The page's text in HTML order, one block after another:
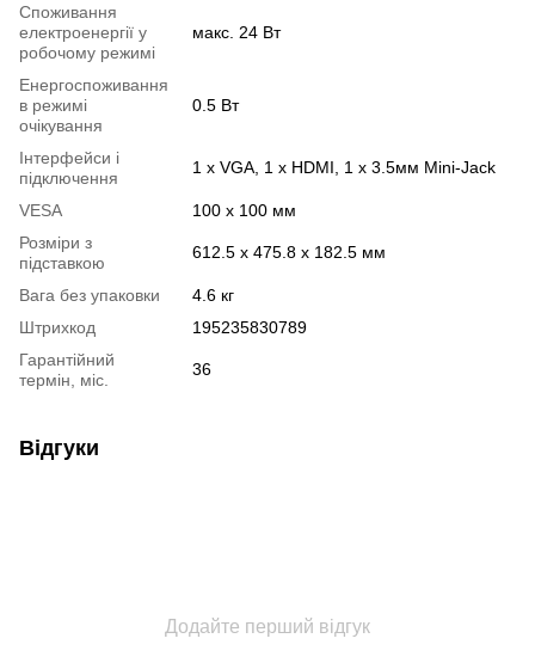
Споживання
електроенергії у
робочому режимі
макс. 24 Вт
Енергоспоживання
в режимі
очікування
0.5 Вт
Інтерфейси і
підключення
1 х VGA, 1 х HDMI, 1 х 3.5мм Mini-Jack
VESA
100 х 100 мм
Розміри з
підставкою
612.5 x 475.8 x 182.5 мм
Вага без упаковки
4.6 кг
Штрихкод
195235830789
Гарантійний
термін, міс.
36
Відгуки
Додайте перший відгук